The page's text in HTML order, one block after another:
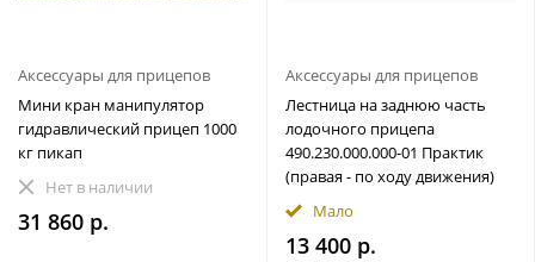
Аксессуары для прицепов
Мини кран манипулятор
гидравлический прицеп 1000
кг пикап
Нет в наличии
31 860 р.
Аксессуары для прицепов
Лестница на заднюю часть
лодочного прицепа
490.230.000.000-01 Практик
(правая - по ходу движения)
Мало
13 400 р.